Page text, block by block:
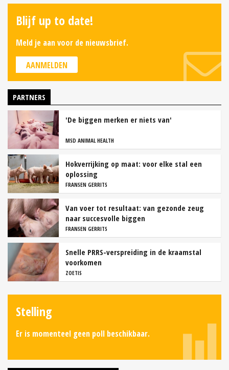
Blijf up to date!
Meld je aan voor de nieuwsbrief.
AANMELDEN
PARTNERS
'De biggen merken er niets van'
MSD ANIMAL HEALTH
Hokverrijking op maat: voor elke stal een
oplossing
FRANSEN GERRITS
Van voer tot resultaat: van gezonde zeug
naar succesvolle biggen
FRANSEN GERRITS
Snelle PRRS-verspreiding in de kraamstal
voorkomen
ZOETIS
Stelling
Er is momenteel geen poll beschikbaar.